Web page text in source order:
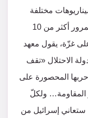
مختلفة
من الحرب على الاقتصاد الإسرائيلي. بمرور أكثر من 10
غزّة، يقول معهد
الاحتلال «تقف
المحصورة على
المقاومة… ولكلّ
ستعاني إسرائيل من